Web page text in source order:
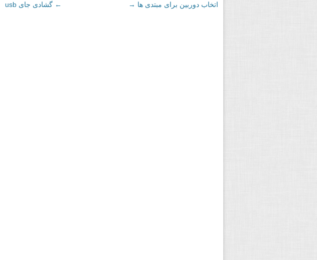
← گشادی جای usb اتخاب دوربین برای مبتدی ها →